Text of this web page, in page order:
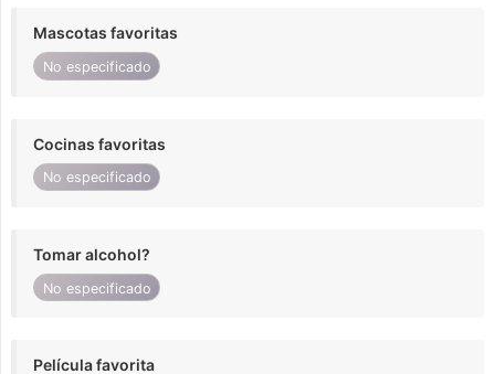
Mascotas favoritas
No especificado
Cocinas favoritas
No especificado
Tomar alcohol?
No especificado
Película favorita